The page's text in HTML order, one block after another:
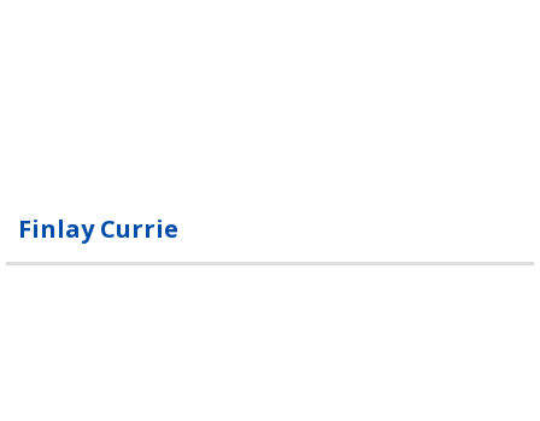
Finlay Currie